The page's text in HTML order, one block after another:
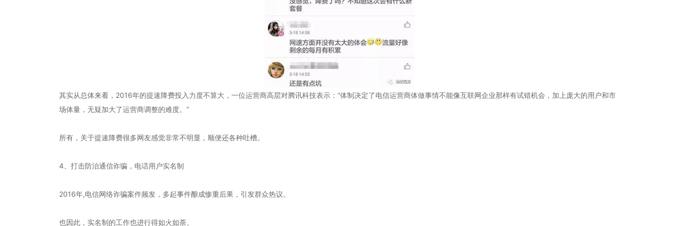
其实从总体来看，2016年的提速降费投入力度不算大，一位运营商高层对腾讯科技表示：“体制决定了电信运营商体做事情不能像互联网企业那样有试错机会，加上庞大的用户和市
场体量，无疑加大了运营商调整的难度。”
所有，关于提速降费很多网友感觉非常不明显，顺便还各种吐槽。
4、打击防治通信诈骗，电话用户实名制
2016年,电信网络诈骗案件频发，多起事件酿成惨重后果，引发群众热议。
也因此，实名制的工作也进行得如火如荼。